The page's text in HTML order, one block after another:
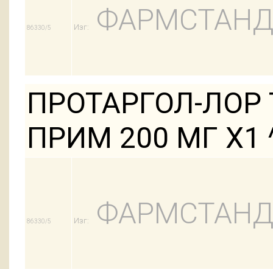
86330/5 Изг:
ПРОТАРГОЛ-
ПРИМ 200 МГ Х1
86330/5 Изг: